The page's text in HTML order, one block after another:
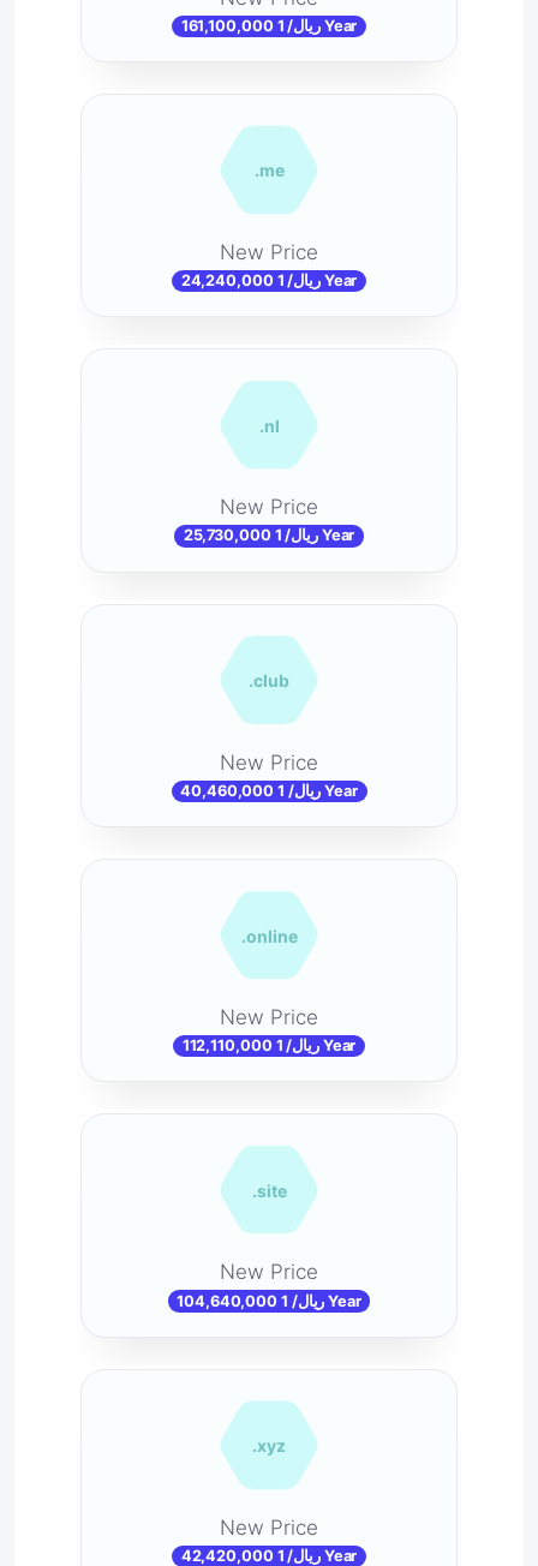
161,100,000 ریال/ 1 Year
.me
New Price
24,240,000 ریال/ 1 Year
.nl
New Price
25,730,000 ریال/ 1 Year
.club
New Price
40,460,000 ریال/ 1 Year
.online
New Price
112,110,000 ریال/ 1 Year
.site
New Price
104,640,000 ریال/ 1 Year
.xyz
New Price
42,420,000 ریال/ 1 Year